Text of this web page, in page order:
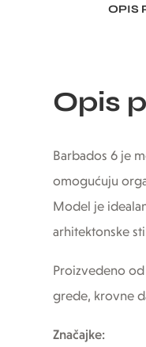
OPIS
Opis
Barbados 6 je
omogućuju
Model je
arhitektonske
Proizvedeno
grede, krovne
Značajke: